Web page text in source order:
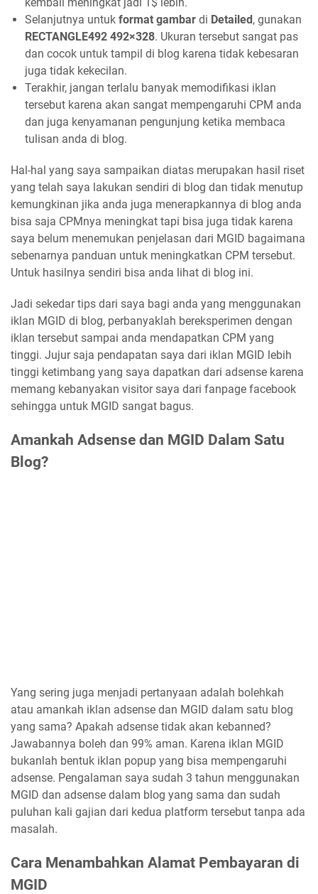
Selanjutnya untuk format gambar di Detailed, gunakan
RECTANGLE492 492×328. Ukuran tersebut sangat pas
dan cocok untuk tampil di blog karena tidak kebesaran
juga tidak kekecilan.
Terakhir, jangan terlalu banyak memodifikasi iklan
tersebut karena akan sangat mempengaruhi CPM anda
dan juga kenyamanan pengunjung ketika membaca
tulisan anda di blog.
Hal-hal yang saya sampaikan diatas merupakan hasil riset
yang telah saya lakukan sendiri di blog dan tidak menutup
kemungkinan jika anda juga menerapkannya di blog anda
bisa saja CPMnya meningkat tapi bisa juga tidak karena
saya belum menemukan penjelasan dari MGID bagaimana
sebenarnya panduan untuk meningkatkan CPM tersebut.
Untuk hasilnya sendiri bisa anda lihat di blog ini.
Jadi sekedar tips dari saya bagi anda yang menggunakan
iklan MGID di blog, perbanyaklah bereksperimen dengan
iklan tersebut sampai anda mendapatkan CPM yang
tinggi. Jujur saja pendapatan saya dari iklan MGID lebih
tinggi ketimbang yang saya dapatkan dari adsense karena
memang kebanyakan visitor saya dari fanpage facebook
sehingga untuk MGID sangat bagus.
Amankah Adsense dan MGID Dalam Satu
Blog?
Yang sering juga menjadi pertanyaan adalah bolehkah
atau amankah iklan adsense dan MGID dalam satu blog
yang sama? Apakah adsense tidak akan kebanned?
Jawabannya boleh dan 99% aman. Karena iklan MGID
bukanlah bentuk iklan popup yang bisa mempengaruhi
adsense. Pengalaman saya sudah 3 tahun menggunakan
MGID dan adsense dalam blog yang sama dan sudah
puluhan kali gajian dari kedua platform tersebut tanpa ada
masalah.
Cara Menambahkan Alamat Pembayaran di
MGID